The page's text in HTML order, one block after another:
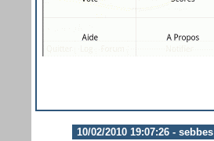
10/02/2010 19:07:26 - sebbes